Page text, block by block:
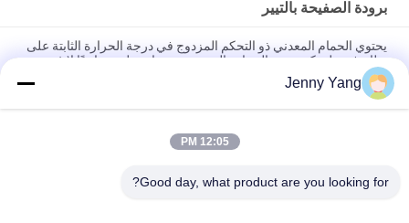
برودة الصفيحة بالتيير
يحتوي الحمام المعدني ذو التحكم المزدوج في درجة الحرارة الثابتة على
نظام فريد لتحكم درجة الحرارة المزدوجة، مما يجعله مساعدًا لا غنى عنه
وفعالًا لكل من الباحثين ومهندسي الإنتاج.
برنامج التبريد الصناعي 40W للأجهزة الصناعية
Jenny Yang
12:05 PM
Good day, what product are you looking for?